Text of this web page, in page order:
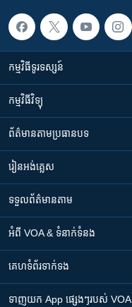
កម្មវិធី​ទូរទស្សន៍
កម្មវិធី​វិទ្យុ
ព័ត៌មាន​តាមប្រធានបទ​
រៀន​​អង់គ្លេស
ទទួល​ព័ត៌មាន​តាម
អំពី​ VOA & ទំនាក់ទំនង
គេហទំព័រ​​ទាក់ទង
ទាញយក​ App ផ្សេងៗ​របស់​ VOA